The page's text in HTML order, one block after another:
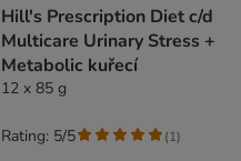
Hill's Prescription Diet c/d
Multicare Urinary Stress +
Metabolic kuřecí
12 x 85 g
Rating: 5/5 (1)